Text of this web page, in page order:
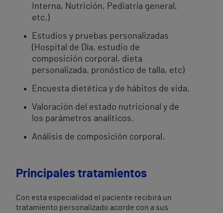
Interna, Nutrición, Pediatría general,
etc.)
Estudios y pruebas personalizadas
(Hospital de Día, estudio de
composición corporal, dieta
personalizada, pronóstico de talla, etc)
Encuesta dietética y de hábitos de vida.
Valoración del estado nutricional y de
los parámetros analíticos.
Análisis de composición corporal.
Principales tratamientos
Con esta especialidad el paciente recibirá un
tratamiento personalizado acorde con a sus